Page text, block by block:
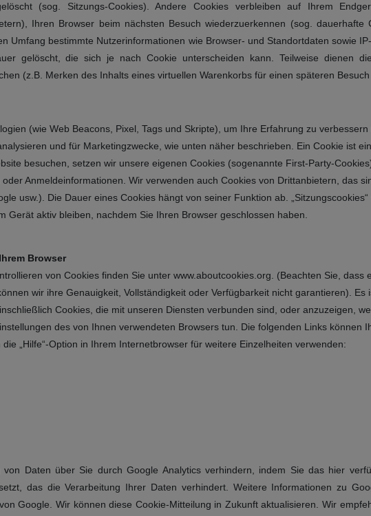
(sog. Sitzungs-Cookies). Andere Cookies verbleiben auf Ihrem
Ihren Browser beim nächsten Besuch wiederzuerkennen (sog. dauerhafte
Umfang bestimmte Nutzerinformationen wie Browser- und Standortdaten sowie
gelöscht, die sich je nach Cookie unterscheiden kann. Teilweise dienen
(z.B. Merken des Inhalts eines virtuellen Warenkorbs für einen späteren Besuch
(wie Web Beacons, Pixel, Tags und Skripte), um Ihre Erfahrung zu
und für Marketingzwecke, wie unten näher beschrieben. Ein Cookie ist
besuchen, setzen wir unsere eigenen Cookies (sogenannte First-Party-
Anmeldeinformationen. Wir verwenden auch Cookies von Drittanbietern, das
usw.). Die Dauer eines Cookies hängt von seiner Funktion ab.
Gerät aktiv bleiben, nachdem Sie Ihren Browser geschlossen haben.
Browser
von Cookies finden Sie unter www.aboutcookies.org. (Beachten Sie, dass
wir ihre Genauigkeit, Vollständigkeit oder Verfügbarkeit nicht garantieren). Es
Cookies, die mit unseren Diensten verbunden sind, oder anzuzeigen,
des von Ihnen verwendeten Browsers tun. Die folgenden Links können
„Hilfe“-Option in Ihrem Internetbrowser für weitere Einzelheiten verwenden:
Daten über Sie durch Google Analytics verhindern, indem Sie das hier
das die Verarbeitung Ihrer Daten verhindert. Weitere Informationen zu
Google. Wir können diese Cookie-Mitteilung in Zukunft aktualisieren. Wir